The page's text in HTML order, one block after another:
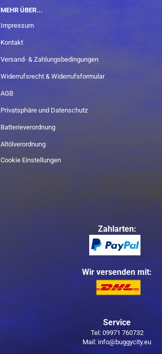
MEHR ÜBER...
Impressum
Kontakt
Versand- & Zahlungsbedingungen
Widerrufsrecht & Widerrufsformular
AGB
Privatsphäre und Datenschutz
Batterieverordnung
Altölverordnung
Cookie Einstellungen
Zahlarten:
Wir versenden mit:
Service
Tel: 09971 760732
Mail: info@buggycity.eu